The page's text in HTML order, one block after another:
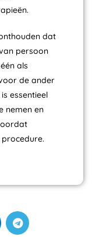
dat
persoon
als
de ander
essentieel
nemen en